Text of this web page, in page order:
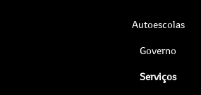
Autoescolas
Governo
Serviços